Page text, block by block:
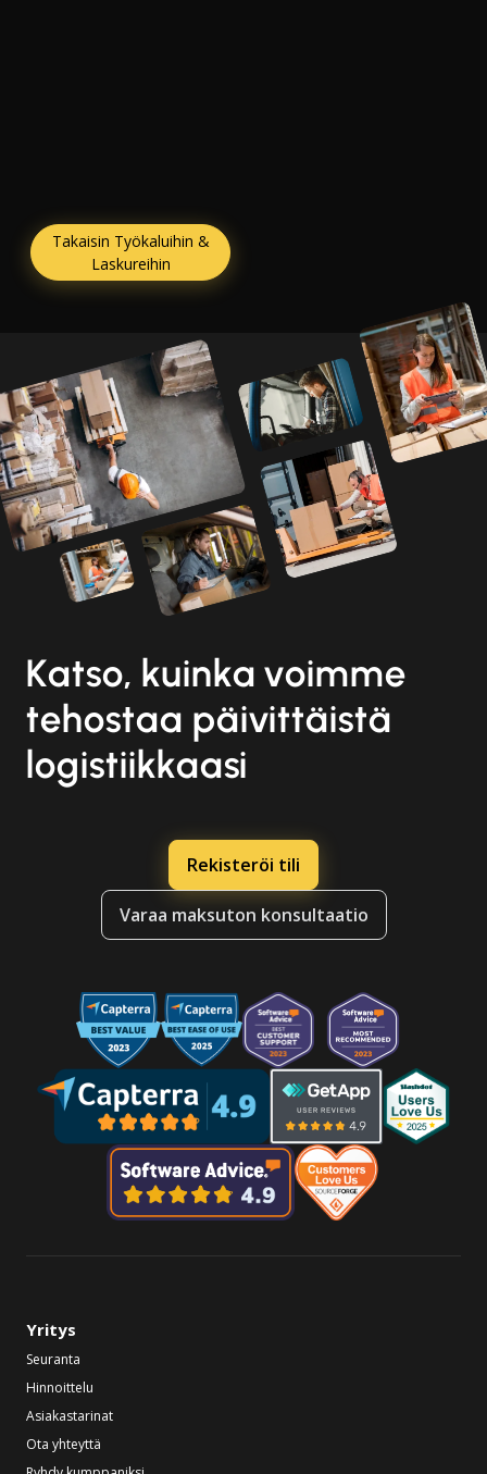
Takaisin Työkaluihin &
Laskureihin
Katso, kuinka voimme
tehostaa päivittäistä
logistiikkaasi
Rekisteröi tili
Varaa maksuton konsultaatio
Yritys
Seuranta
Hinnoittelu
Asiakastarinat
Ota yhteyttä